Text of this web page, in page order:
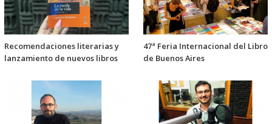
Recomendaciones literarias y
lanzamiento de nuevos libros
47ª Feria Internacional del Libro
de Buenos Aires